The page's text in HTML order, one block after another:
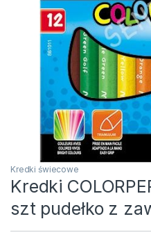
Kredki świecowe
Kredki
szt pudełko z